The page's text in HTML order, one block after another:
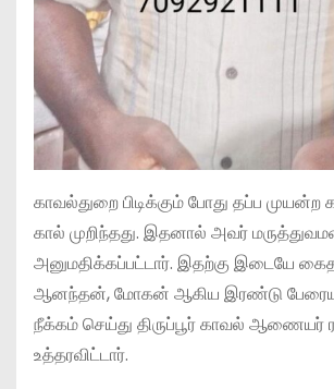
காவல்துறை பிடிக்கும் போது தப்ப முயன்ற
கால் முறிந்தது. இதனால் அவர்
அனுமதிக்கப்பட்டார். இதற்கு இடையே
ஆனந்தன், மோகன் ஆகிய இரண்டு
நீக்கம் செய்து திருப்பூர் காவல் ஆணையர்
உத்தரவிட்டார்.